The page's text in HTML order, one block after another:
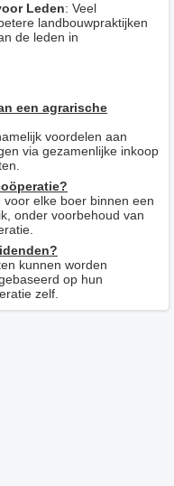
Leden: Veel
landbouwpraktijken
de leden in
een agrarische
voordelen aan
via gezamenlijke inkoop
elke boer binnen een
onder voorbehoud van
kunnen worden
op hun
zelf.